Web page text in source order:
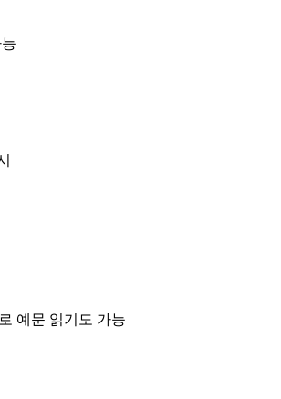
예문 읽기도 가능